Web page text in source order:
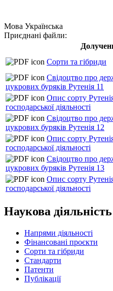
Мова Українська
Приєднані файли:
Сорти та гібриди
Свідоцтво про
цукрових буряків Рутенія 11
Опис сорту
господарської діяльності
Свідоцтво про
цукрових буряків Рутенія 12
Опис сорту
господарської діяльності
Свідоцтво про
цукрових буряків Рутенія 13
Опис сорту
господарської діяльності
Наукова діяльність
Напрями діяльності
Фінансовані проєкти
Сорти та гібриди
Стандарти
Патенти
Публікації